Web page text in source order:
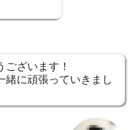
ございます！
緒に頑張っていきまし